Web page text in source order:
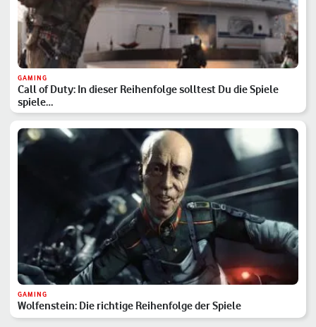
GAMING
Call of Duty: In dieser Reihenfolge solltest Du die Spiele
spiele…
GAMING
Wolfenstein: Die richtige Reihenfolge der Spiele